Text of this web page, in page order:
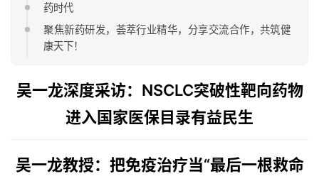
药时代
聚焦新药研发，荟萃行业精华，分享交流合作，共筑健
康天下！
吴一龙深度采访： NSCLC突破性靶向药物
进入国家医保目录有益民生
吴一龙教授： 把免疫治疗当“最后一根救命